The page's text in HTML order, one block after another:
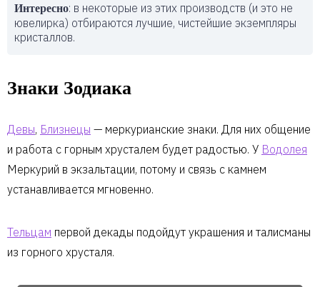
Интересно: в некоторые из этих производств (и это не
ювелирка) отбираются лучшие, чистейшие экземпляры
кристаллов.
Знаки Зодиака
Девы, Близнецы — меркурианские знаки. Для них общение
и работа с горным хрусталем будет радостью. У Водолея
Меркурий в экзальтации, потому и связь с камнем
устанавливается мгновенно.
Тельцам первой декады подойдут украшения и талисманы
из горного хрусталя.